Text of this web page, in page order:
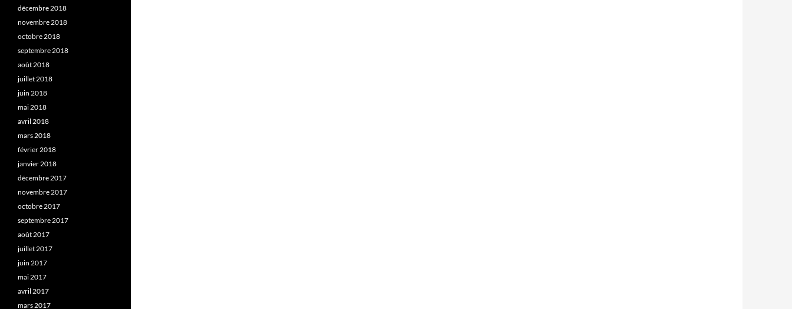
décembre 2018
novembre 2018
octobre 2018
septembre 2018
août 2018
juillet 2018
juin 2018
mai 2018
avril 2018
mars 2018
février 2018
janvier 2018
décembre 2017
novembre 2017
octobre 2017
septembre 2017
août 2017
juillet 2017
juin 2017
mai 2017
avril 2017
mars 2017